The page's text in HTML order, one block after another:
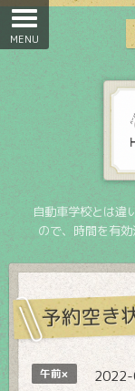
自動車学校とは違
ので、時間を有
予約空き
午前×